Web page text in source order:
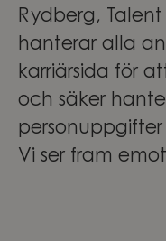
Rydberg,
hanterar alla
karriärsida för
och säker
Vi ser fram